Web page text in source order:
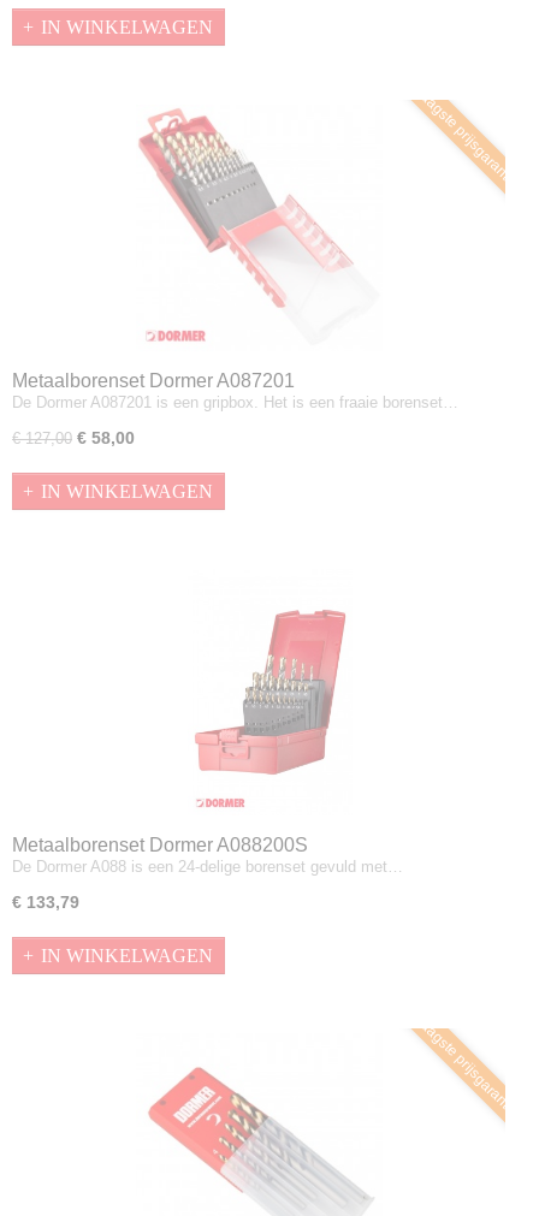
IN WINKELWAGEN
Laagste prijsgarantie
Metaalborenset Dormer A087201
De Dormer A087201 is een gripbox. Het is een fraaie borenset…
€ 127,00 € 58,00
IN WINKELWAGEN
Metaalborenset Dormer A088200S
De Dormer A088 is een 24-delige borenset gevuld met…
€ 133,79
IN WINKELWAGEN
Laagste prijsgarantie